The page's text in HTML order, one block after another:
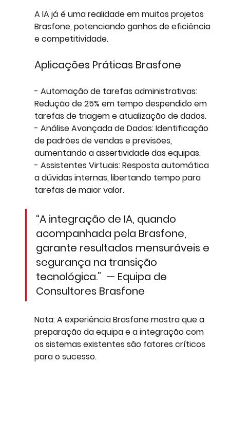
A IA já é uma realidade em muitos projetos
Brasfone, potenciando ganhos de eficiência
e competitividade.
Aplicações Práticas Brasfone
- Automação de tarefas administrativas:
Redução de 25% em tempo despendido em
tarefas de triagem e atualização de dados.
- Análise Avançada de Dados: Identificação
de padrões de vendas e previsões,
aumentando a assertividade das equipas.
- Assistentes Virtuais: Resposta automática
a dúvidas internas, libertando tempo para
tarefas de maior valor.
“A integração de IA, quando
acompanhada pela Brasfone,
garante resultados mensuráveis e
segurança na transição
tecnológica.”  — Equipa de
Consultores Brasfone
Nota: A experiência Brasfone mostra que a
preparação da equipa e a integração com
os sistemas existentes são fatores críticos
para o sucesso.